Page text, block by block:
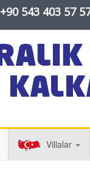
+90 543 403 57
Villalar